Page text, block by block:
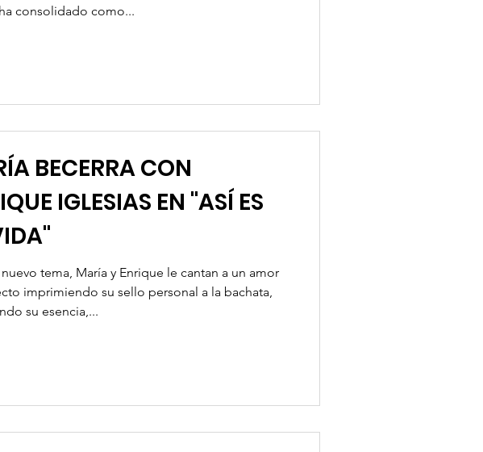
consolidado como...
BECERRA CON
IGLESIAS EN "ASÍ ES
nuevo tema, María y Enrique le cantan a un amor
imprimiendo su sello personal a la bachata,
su esencia,...